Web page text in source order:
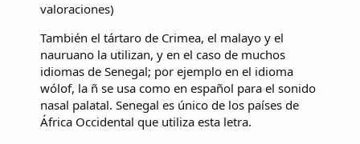
valoraciones)
También el tártaro de Crimea, el malayo y el
nauruano la utilizan, y en el caso de muchos
idiomas de Senegal; por ejemplo en el idioma
wólof, la ñ se usa como en español para el sonido
nasal palatal. Senegal es único de los países de
África Occidental que utiliza esta letra.